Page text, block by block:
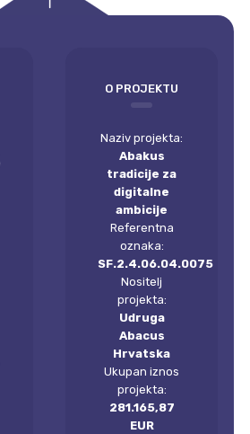
O PROJEKTU
Naziv projekta:
Abakus
tradicije za
digitalne
ambicije
Referentna
oznaka:
SF.2.4.06.04.0075
Nositelj
projekta:
Udruga
Abacus
Hrvatska
Ukupan iznos
projekta:
281.165,87
EUR